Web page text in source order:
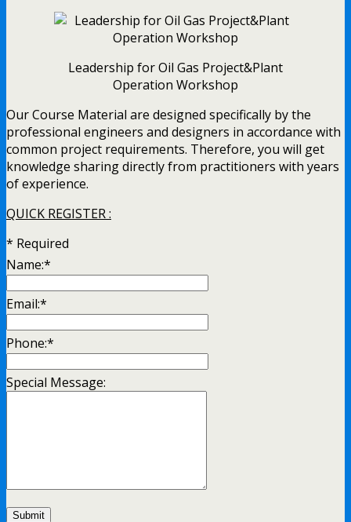
Leadership for Oil Gas Project&Plant
Operation Workshop
Our Course Material are designed specifically by the
professional engineers and designers in accordance with
common project requirements. Therefore, you will get
knowledge sharing directly from practitioners with years
of experience.
QUICK REGISTER :
* Required
Name:*
Email:*
Phone:*
Special Message: